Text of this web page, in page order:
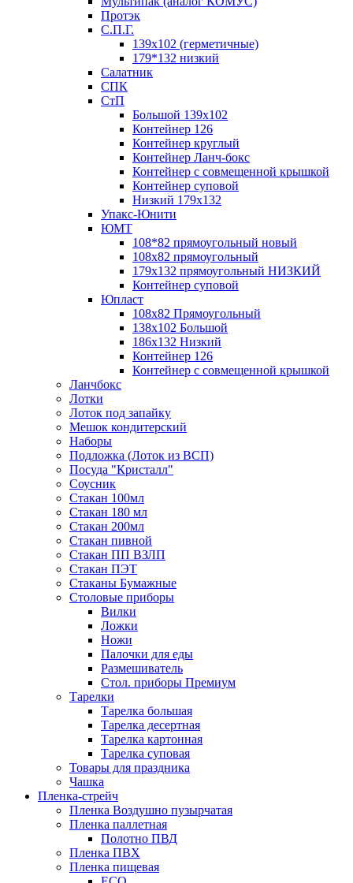
Протэк
С.П.Г.
139х102 (герметичные)
179*132 низкий
Салатник
СПК
СтП
Большой 139х102
Контейнер 126
Контейнер круглый
Контейнер Ланч-бокс
Контейнер с совмещенной крышкой
Контейнер суповой
Низкий 179х132
Упакс-Юнити
ЮМТ
108*82 прямоугольный новый
108х82 прямоугольный
179х132 прямоугольный НИЗКИЙ
Контейнер суповой
Юпласт
108х82 Прямоугольный
138х102 Большой
186х132 Низкий
Контейнер 126
Контейнер с совмещенной крышкой
Ланчбокс
Лотки
Лоток под запайку
Мешок кондитерский
Наборы
Подложка (Лоток из ВСП)
Посуда "Кристалл"
Соусник
Стакан 100мл
Стакан 180 мл
Стакан 200мл
Стакан пивной
Стакан ПП ВЗЛП
Стакан ПЭТ
Стаканы Бумажные
Столовые приборы
Вилки
Ложки
Ножи
Палочки для еды
Размешиватель
Стол. приборы Премиум
Тарелки
Тарелка большая
Тарелка десертная
Тарелка картонная
Тарелка суповая
Товары для праздника
Чашка
Пленка-стрейч
Пленка Воздушно пузырчатая
Пленка паллетная
Полотно ПВД
Пленка ПВХ
Пленка пищевая